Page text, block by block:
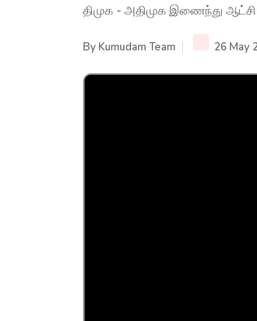
திமுக - அதிமுக இணைந்து ஆட்சி
ByKumudam Team 26 May